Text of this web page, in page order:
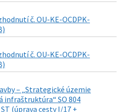
č. OU-KE-OCDPK-
č. OU-KE-OCDPK-
– „Strategické územie
infraštruktúra“ SO 804
(úprava cesty I/17 +